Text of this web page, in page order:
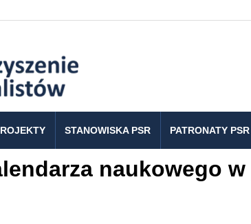
STANOWISKA PSR PATRONATY PSR
naukowego w